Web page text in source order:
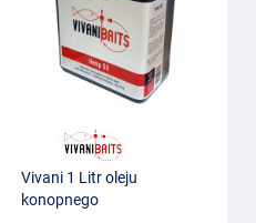
Vivani 1 Litr oleju
konopnego